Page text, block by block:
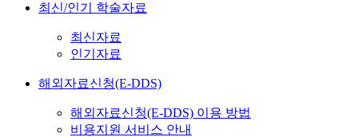
최신/인기 학술자료
최신자료
인기자료
해외자료신청(E-DDS)
해외자료신청(E-DDS) 이용 방법
비용지원 서비스 안내